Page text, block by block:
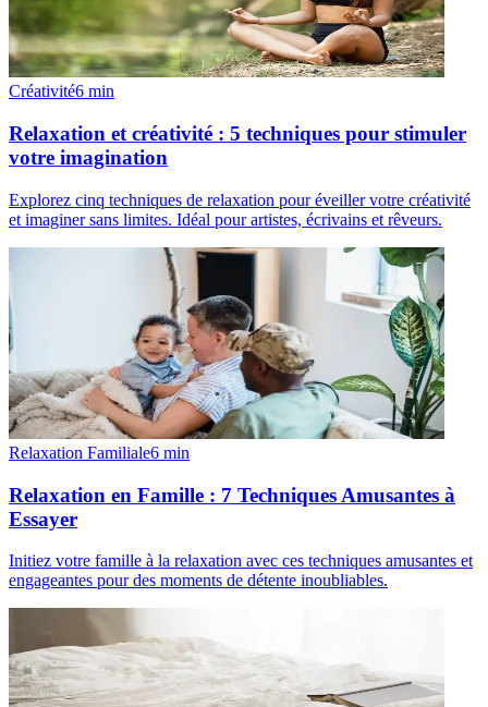
Créativité6 min
Relaxation et créativité : 5 techniques pour stimuler
votre imagination
Explorez cinq techniques de relaxation pour éveiller votre créativité
et imaginer sans limites. Idéal pour artistes, écrivains et rêveurs.
Relaxation Familiale6 min
Relaxation en Famille : 7 Techniques Amusantes à
Essayer
Initiez votre famille à la relaxation avec ces techniques amusantes et
engageantes pour des moments de détente inoubliables.